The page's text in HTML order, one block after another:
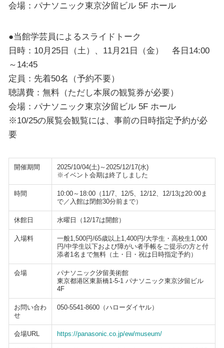
会場：パナソニック東京汐留ビル 5F ホール
●当館学芸員によるスライドトーク
日時：10月25日（土）、11月21日（金） 各日14:00
～14:45
定員：先着50名（予約不要）
聴講費：無料（ただし本展の観覧券が必要）
会場：パナソニック東京汐留ビル 5F ホール
※10/25の展覧会観覧には、事前の日時指定予約が必
要
開催期間
2025/10/04(土)～2025/12/17(水)
※イベント会期は終了しました
時間
10:00～18:00（11/7、12/5、12/12、12/13は20:00ま
で／入館は閉館30分前まで）
休館日 水曜日（12/17は開館）
入場料
一般1,500円/65歳以上1,400円/大学生・高校生1,000
円/中学生以下および障がい者手帳をご提示の方と付
添者1名まで無料（土・日・祝は日時指定予約）
会場
パナソニック汐留美術館
東京都港区東新橋1-5-1 パナソニック東京汐留ビル
4F
お問い合わ
せ
050-5541-8600（ハローダイヤル）
会場URL https://panasonic.co.jp/ew/museum/